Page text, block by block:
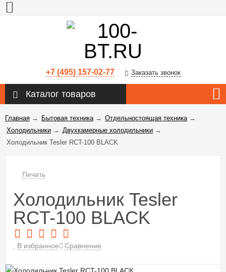
+7 (495) 157-02-77 Заказать звонок
Каталог товаров
Главная → Бытовая техника→ Отдельностоящая техника→
Холодильники → Двухкамерные холодильники →
Холодильник Tesler RCT-100 BLACK
Печать
Холодильник Tesler
RCT-100 BLACK
В избранное Сравнение